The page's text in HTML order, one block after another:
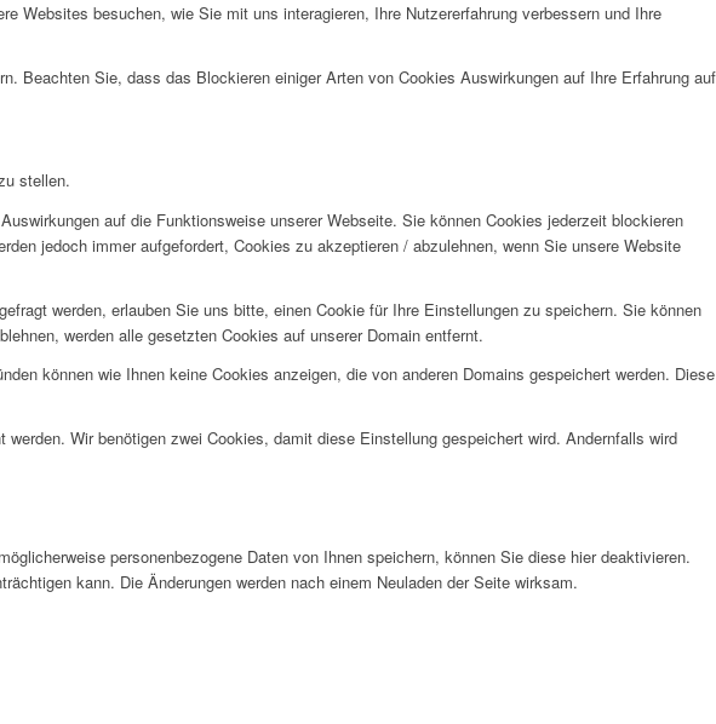
Websites besuchen, wie Sie mit uns interagieren, Ihre Nutzererfahrung verbessern und Ihre
Beachten Sie, dass das Blockieren einiger Arten von Cookies Auswirkungen auf Ihre Erfahrung auf
stellen.
auf die Funktionsweise unserer Webseite. Sie können Cookies jederzeit blockieren
jedoch immer aufgefordert, Cookies zu akzeptieren / abzulehnen, wenn Sie unsere Website
werden, erlauben Sie uns bitte, einen Cookie für Ihre Einstellungen zu speichern. Sie können
werden alle gesetzten Cookies auf unserer Domain entfernt.
können wie Ihnen keine Cookies anzeigen, die von anderen Domains gespeichert werden. Diese
Wir benötigen zwei Cookies, damit diese Einstellung gespeichert wird. Andernfalls wird
personenbezogene Daten von Ihnen speichern, können Sie diese hier deaktivieren.
kann. Die Änderungen werden nach einem Neuladen der Seite wirksam.